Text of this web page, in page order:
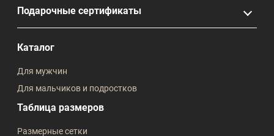
Подарочные сертификаты
Каталог
Для мужчин
Для мальчиков и подростков
Таблица размеров
Размерные сетки